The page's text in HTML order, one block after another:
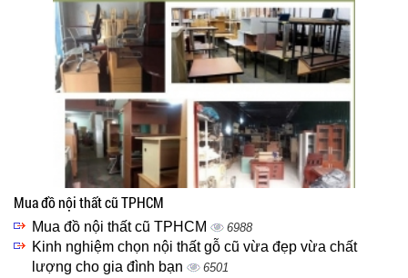
Mua đồ nội thất cũ TPHCM
Mua đồ nội thất cũ TPHCM 6988
Kinh nghiệm chọn nội thất gỗ cũ vừa đẹp vừa chất
lượng cho gia đình bạn
6501